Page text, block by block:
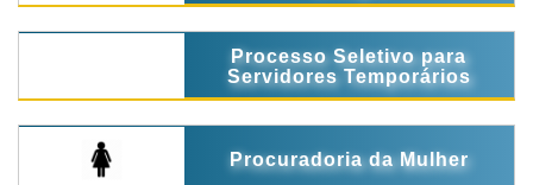
Processo Seletivo para
Servidores Temporários
Procuradoria da Mulher